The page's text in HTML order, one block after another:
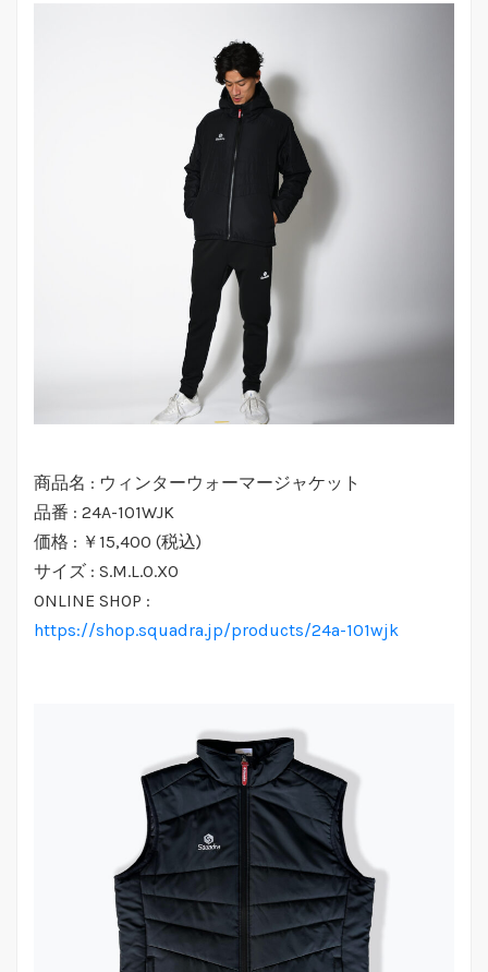
商品名 : ウィンターウォーマージャケット
品番 : 24A-101WJK
価格 : ￥15,400 (税込)
サイズ : S.M.L.O.XO
ONLINE SHOP :
https://shop.squadra.jp/products/24a-101wjk